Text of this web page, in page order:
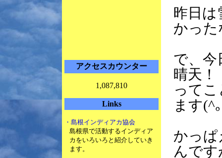
アクセスカウンター
1,087,810
Links
・島根インディアカ協会
島根県で活動するインディア
カをいろいろと紹介していき
ます。
昨日は
かった
で、今
晴天！
って
ます(^
かっ
んで